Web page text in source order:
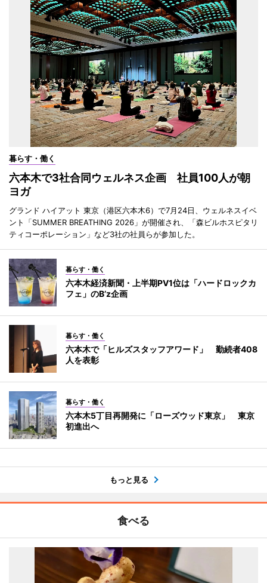
暮らす・働く
六本木で3社合同ウェルネス企画 社員100人が朝
ヨガ
グランド ハイアット 東京（港区六本木6）で7月24日、ウェルネスイベ
ント「SUMMER BREATHING 2026」が開催され、「森ビルホスピタリ
ティコーポレーション」など3社の社員らが参加した。
暮らす・働く
六本木経済新聞・上半期PV1位は「ハードロックカ
フェ」のB’z企画
暮らす・働く
六本木で「ヒルズスタッフアワード」 勤続者408
人を表彰
暮らす・働く
六本木5丁目再開発に「ローズウッド東京」 東京
初進出へ
もっと見る
食べる